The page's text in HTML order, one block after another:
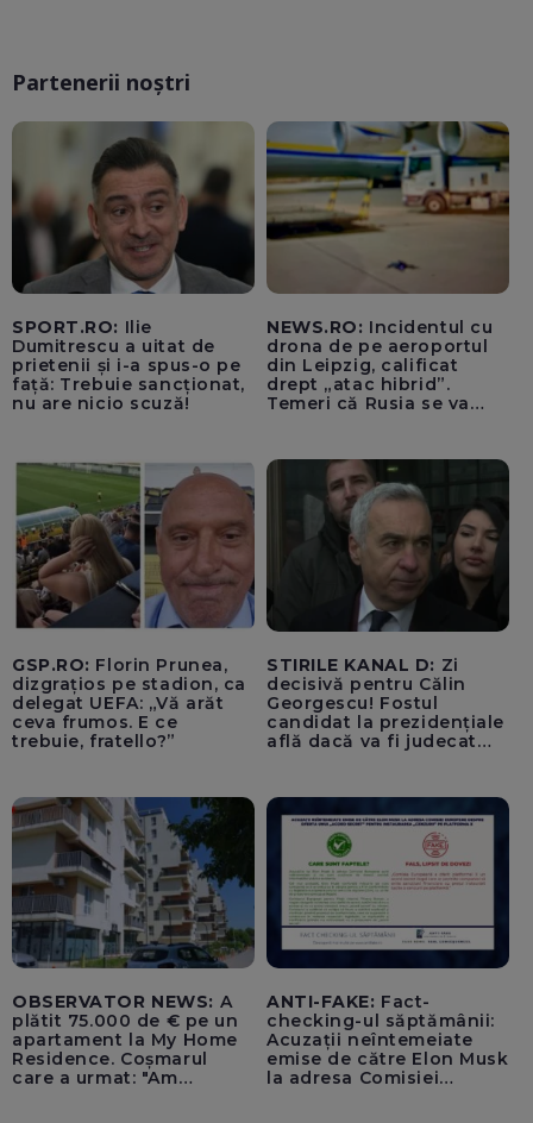
Partenerii noștri
SPORT.RO: Ilie
Dumitrescu a uitat de
prietenii și i-a spus-o pe
față: Trebuie sancționat,
nu are nicio scuză!
NEWS.RO: Incidentul cu
drona de pe aeroportul
din Leipzig, calificat
drept „atac hibrid”.
Temeri că Rusia se va
neagă informațiile că
avioanele ucrainene din
apropierea dronei ar fi
fost încărcate cu muniție
GSP.RO: Florin Prunea,
dizgrațios pe stadion, ca
delegat UEFA: „Vă arăt
ceva frumos. E ce
trebuie, fratello?”
STIRILE KANAL D: Zi
decisivă pentru Călin
Georgescu! Fostul
candidat la prezidențiale
află dacă va fi judecat
OBSERVATOR NEWS: A
plătit 75.000 de € pe un
apartament la My Home
Residence. Coșmarul
care a urmat: "Am
ANTI-FAKE: Fact-
checking-ul săptămânii:
Acuzații neîntemeiate
emise de către Elon Musk
la adresa Comisiei